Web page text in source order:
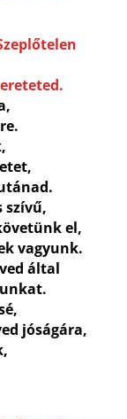
szívű,
el,
vagyunk.
által
jóságára,